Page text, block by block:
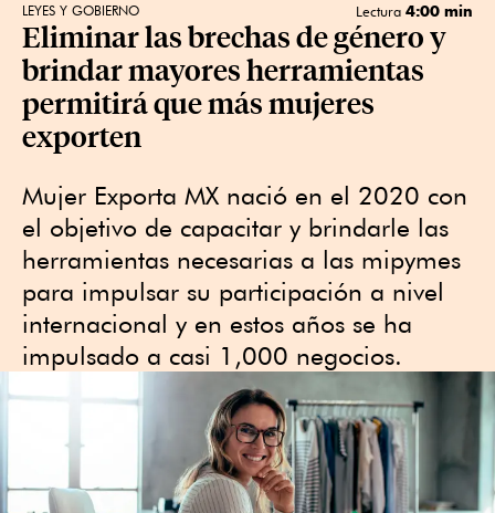
LEYES Y GOBIERNO Lectura 4:00 min
Eliminar las brechas de género y
brindar mayores herramientas
permitirá que más mujeres
exporten
Mujer Exporta MX nació en el 2020 con
el objetivo de capacitar y brindarle las
herramientas necesarias a las mipymes
para impulsar su participación a nivel
internacional y en estos años se ha
impulsado a casi 1,000 negocios.